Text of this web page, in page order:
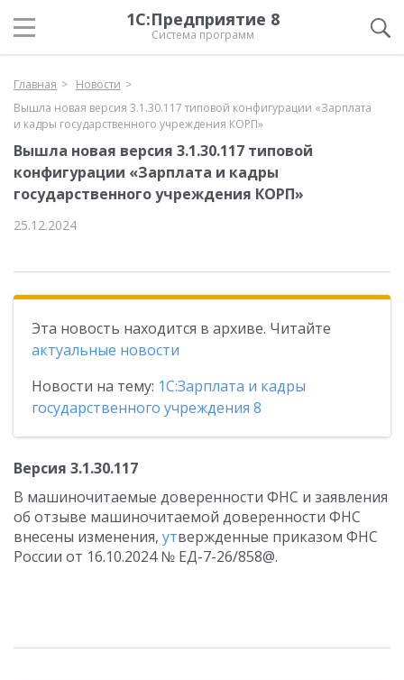
1С:Предприятие 8
Система программ
Главная
Новости
Вышла новая версия 3.1.30.117 типовой конфигурации «Зарплата
и кадры государственного учреждения КОРП»
Вышла новая версия 3.1.30.117 типовой
конфигурации «Зарплата и кадры
государственного учреждения КОРП»
25.12.2024
Эта новость находится в архиве. Читайте
актуальные новости
Новости на тему: 1С:Зарплата и кадры
государственного учреждения 8
Версия 3.1.30.117
В машиночитаемые доверенности ФНС и заявления
об отзыве машиночитаемой доверенности ФНС
внесены изменения, утвержденные приказом ФНС
России от 16.10.2024 № ЕД-7-26/858@.